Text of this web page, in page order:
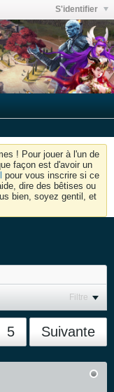
S'identifier
! Pour jouer à l'un de
façon est d'avoir un
pour vous inscrire si ce
dire des bêtises ou
bien, soyez gentil, et
Filtre
5 Suivante